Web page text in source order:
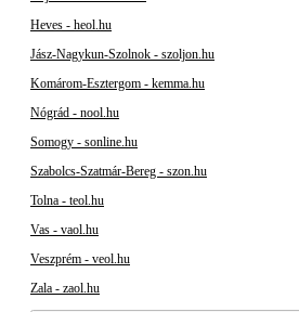
Heves - heol.hu
Jász-Nagykun-Szolnok - szoljon.hu
Komárom-Esztergom - kemma.hu
Nógrád - nool.hu
Somogy - sonline.hu
Szabolcs-Szatmár-Bereg - szon.hu
Tolna - teol.hu
Vas - vaol.hu
Veszprém - veol.hu
Zala - zaol.hu